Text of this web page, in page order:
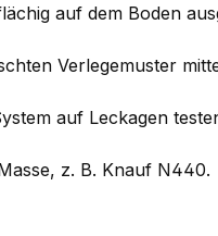
auf dem Boden
Verlegemuster
auf Leckagen
z. B. Knauf N440.